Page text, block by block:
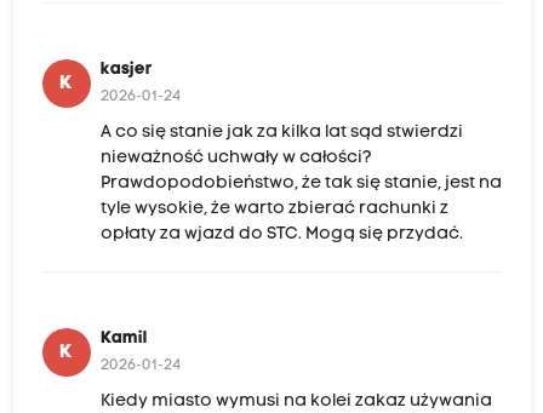
K
kasjer
2026-01-24
A co się stanie jak za kilka lat sąd stwierdzi
nieważność uchwały w całości?
Prawdopodobieństwo, że tak się stanie, jest na
tyle wysokie, że warto zbierać rachunki z
opłaty za wjazd do STC. Mogą się przydać.
K
Kamil
2026-01-24
Kiedy miasto wymusi na kolei zakaz używania